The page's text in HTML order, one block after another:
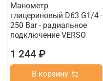
Манометр
глицериновый D63 G1/4 -
250 Bar - радиальное
подключение VERSO
1 244 ₽
В корзину